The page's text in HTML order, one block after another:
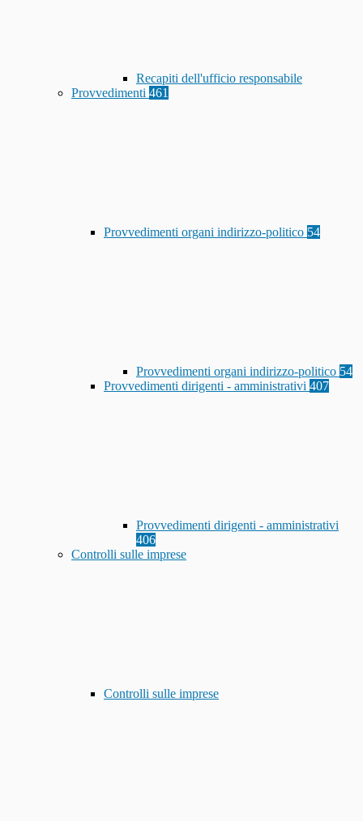
Recapiti dell'ufficio responsabile
Provvedimenti 461
Provvedimenti organi indirizzo-politico 54
Provvedimenti organi indirizzo-politico 54
Provvedimenti dirigenti - amministrativi 407
Provvedimenti dirigenti - amministrativi
406
Controlli sulle imprese
Controlli sulle imprese